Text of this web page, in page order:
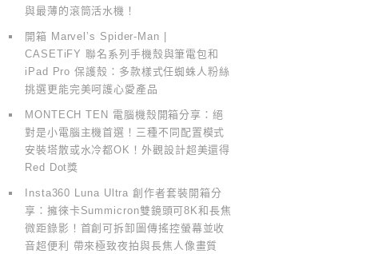
與最薄的滾筒活水機！
開箱 Marvel’s Spider-Man |
CASETiFY 聯名系列手機殼與筆電包和
iPad Pro 保護殼：多款樣式任蜘蛛人粉絲
挑選更能完美呵護心愛產品
MONTECH TEN 電腦機殼開箱分享：絕
對是小電腦主機首選！三種不同配置模式
安裝塔散或水冷都OK！外觀設計超美還得
Red Dot獎
Insta360 Luna Ultra 創作者套裝開箱分
享：擁徠卡Summicron雙鏡頭可8K和長焦
微距錄影！首創可拆卸圖傳搖控螢幕並收
音超便利 帶來極致夜拍與長焦人像畫質